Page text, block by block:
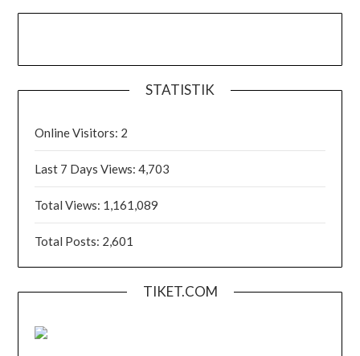
STATISTIK
Online Visitors: 2
Last 7 Days Views:4,703
Total Views: 1,161,089
Total Posts: 2,601
TIKET.COM